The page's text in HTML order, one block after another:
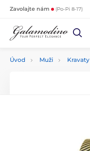
Zavolajte nám (Po-Pi 8-17)
Úvod Muži Kravaty